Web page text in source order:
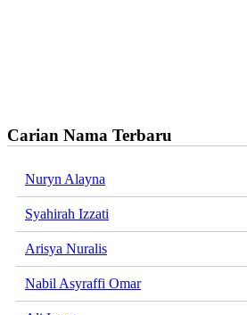
Carian Nama Terbaru
Nuryn Alayna
Syahirah Izzati
Arisya Nuralis
Nabil Asyraffi Omar